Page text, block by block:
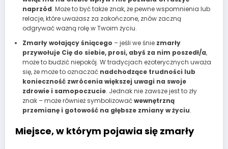
naprzód. Może to być także znak, że pewne wspomnienia lub
relacje, które uważasz za zakończone, znów zaczną
odgrywać ważną rolę w Twoim życiu.
Zmarły wołający śniącego – jeśli we śnie zmarły
przywołuje Cię do siebie, prosi, abyś za nim poszedł/a,
może to budzić niepokój. W tradycjach ezoterycznych uważa
się, że może to oznaczać nadchodzące trudności lub
konieczność zwrócenia większej uwagi na swoje
zdrowie i samopoczucie. Jednak nie zawsze jest to zły
znak – może również symbolizowaćwewnętrzną
przemianę i gotowość na głębsze zmiany w życiu.
Miejsce, w którym pojawia się zmarły